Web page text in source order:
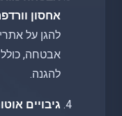
אחסון
להגן על
אבטחה, כולל
להגנה.
גיבויים